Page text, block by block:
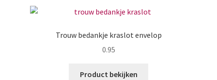
Trouw bedankje kraslot envelop
0.95
Product bekijken